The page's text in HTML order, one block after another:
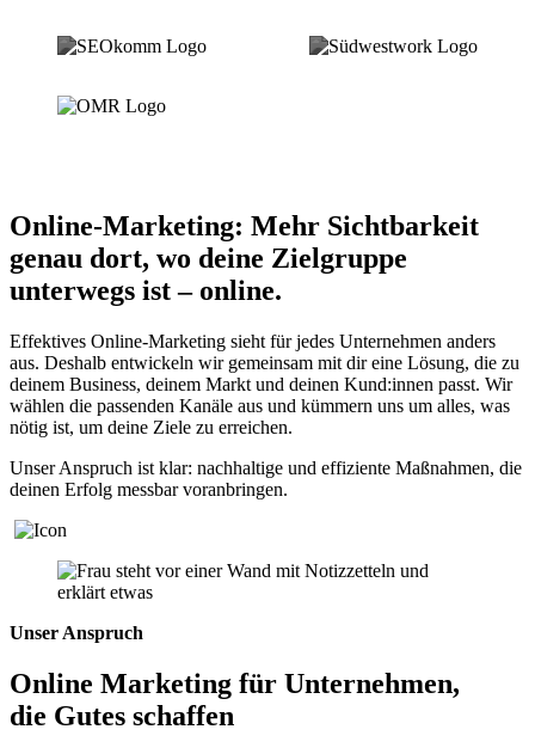
Online-Marketing: Mehr Sichtbarkeit
genau dort, wo deine Zielgruppe
unterwegs ist – online.
Effektives Online-Marketing sieht für jedes Unternehmen anders
aus. Deshalb entwickeln wir gemeinsam mit dir eine Lösung, die zu
deinem Business, deinem Markt und deinen Kund:innen passt. Wir
wählen die passenden Kanäle aus und kümmern uns um alles, was
nötig ist, um deine Ziele zu erreichen.
Unser Anspruch ist klar: nachhaltige und effiziente Maßnahmen, die
deinen Erfolg messbar voranbringen.
Unser Anspruch
Online Marketing für Unternehmen,
die Gutes schaffen